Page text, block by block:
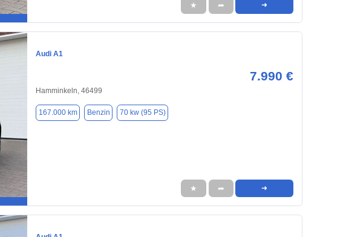
★ ➦ ➜
Audi A1
7.990 €
Hamminkeln, 46499
167.000 km Benzin 70 kw (95 PS)
★ ➦ ➜